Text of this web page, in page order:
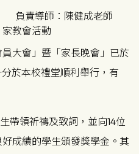
負責導師：陳健成老師
教會活動
大會」暨「家長晚會」已於
於本校禮堂順利舉行，有
帶領祈禱及致詞，並向14位
成績的學生頒發獎學金。其